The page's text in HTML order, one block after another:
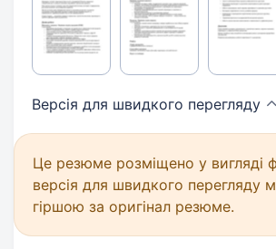
Версія для швидкого перегляду
Це резюме розміщено у вигляді
версія для швидкого перегляду
гіршою за оригінал резюме.